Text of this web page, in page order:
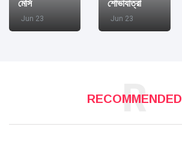
মেসি
Jun 23
শোভাযাত্রা
Jun 23
RECOMMENDED
R